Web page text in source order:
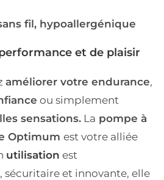
fil, hypoallergénique
et de plaisir
améliorer votre endurance,
ou simplement
sensations. La pompe à
Optimum est votre alliée
utilisation est
sécuritaire et innovante, elle